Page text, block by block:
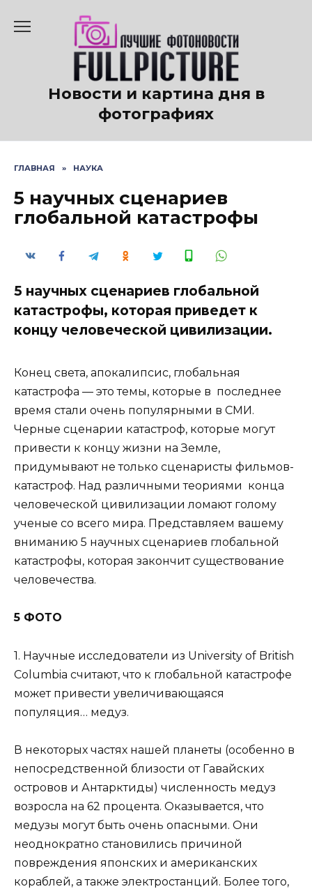
содержанию
Новости и картина дня в
фотографиях
ГЛАВНАЯ » НАУКА
5 научных сценариев
глобальной катастрофы
5 научных сценариев глобальной
катастрофы, которая приведет к
концу человеческой цивилизации.
Конец света, апокалипсис, глобальная
катастрофа — это темы, которые в последнее
время стали очень популярными в СМИ.
Черные сценарии катастроф, которые могут
привести к концу жизни на Земле,
придумывают не только сценаристы фильмов-
катастроф. Над различными теориями конца
человеческой цивилизации ломают голому
ученые со всего мира. Представляем вашему
вниманию 5 научных сценариев глобальной
катастрофы, которая закончит существование
человечества.
5 ФОТО
1. Научные исследователи из University of British
Columbia считают, что к глобальной катастрофе
может привести увеличивающаяся
популяция… медуз.
В некоторых частях нашей планеты (особенно в
непосредственной близости от Гавайских
островов и Антарктиды) численность медуз
возросла на 62 процента. Оказывается, что
медузы могут быть очень опасными. Они
неоднократно становились причиной
повреждения японских и американских
кораблей, а также электростанций. Более того,